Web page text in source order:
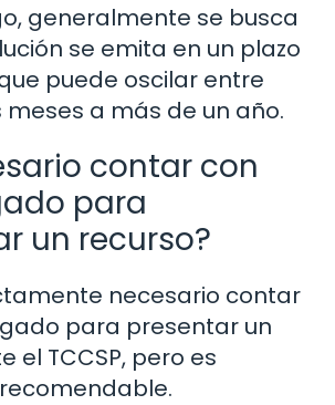
generalmente se busca
se emita en un plazo
puede oscilar entre
meses a más de un año.
contar con
para
un recurso?
necesario contar
para presentar un
el TCCSP, pero es